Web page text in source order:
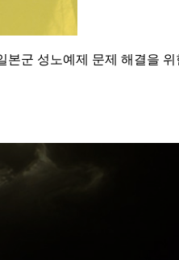
군 성노예제 문제 해결을